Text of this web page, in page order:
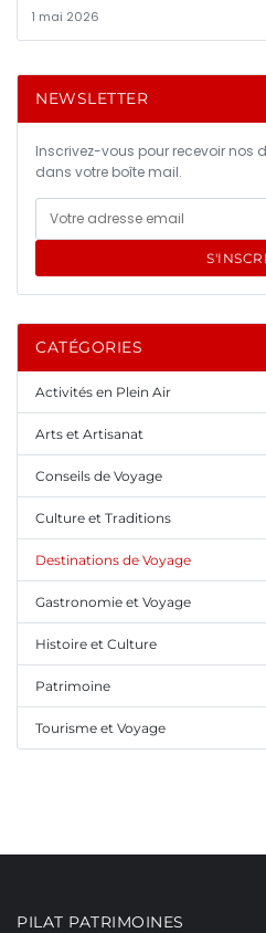
1 mai 2026
NEWSLETTER
Inscrivez-vous pour recevoir nos
dans votre boîte mail.
CATÉGORIES
Activités en Plein Air
Arts et Artisanat
Conseils de Voyage
Culture et Traditions
Destinations de Voyage
Gastronomie et Voyage
Histoire et Culture
Patrimoine
Tourisme et Voyage
PILAT PATRIMOINES